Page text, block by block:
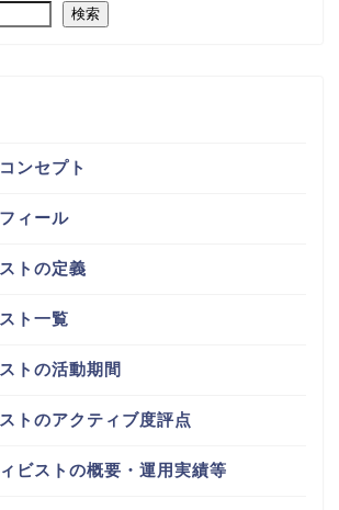
検索
ンセプト
ィール
トの定義
ト一覧
トの活動期間
トのアクティブ度評点
ビストの概要・運用実績等